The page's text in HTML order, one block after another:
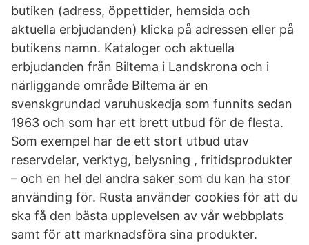
butiken (adress, öppettider, hemsida och
aktuella erbjudanden) klicka på adressen eller på
butikens namn. Kataloger och aktuella
erbjudanden från Biltema i Landskrona och i
närliggande område Biltema är en
svenskgrundad varuhuskedja som funnits sedan
1963 och som har ett brett utbud för de flesta.
Som exempel har de ett stort utbud utav
reservdelar, verktyg, belysning , fritidsprodukter
– och en hel del andra saker som du kan ha stor
använding för. Rusta använder cookies för att du
ska få den bästa upplevelsen av vår webbplats
samt för att marknadsföra sina produkter.